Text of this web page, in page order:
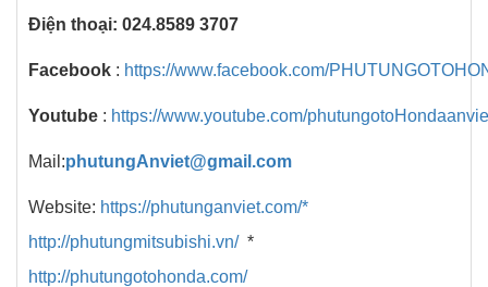
Điện thoại: 024.8589 3707
Facebook : https://www.facebook.com/
Youtube : https://www.youtube.com/
Mail:phutungAnviet@gmail.com
Website: https://phutunganviet.com/*
http://phutungmitsubishi.vn/*
http://phutungotohonda.com/